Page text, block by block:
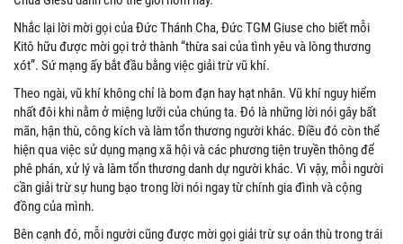
Nhắc lại lời mời gọi của Đức Thánh Cha, Đức TGM Giuse cho biết mỗi
Kitô hữu được mời gọi trở thành “thừa sai của tình yêu và lòng thương
xót”. Sứ mạng ấy bắt đầu bằng việc giải trừ vũ khí.
Theo ngài, vũ khí không chỉ là bom đạn hay hạt nhân. Vũ khí nguy hiểm
nhất đôi khi nằm ở miệng lưỡi của chúng ta. Đó là những lời nói gây bất
mãn, hận thù, công kích và làm tổn thương người khác. Điều đó còn thể
hiện qua việc sử dụng mạng xã hội và các phương tiện truyền thông để
phê phán, xử lý và làm tổn thương danh dự người khác. Vì vậy, mỗi người
cần giải trừ sự hung bạo trong lời nói ngay từ chính gia đình và cộng
đồng của mình.
Bên cạnh đó, mỗi người cũng được mời gọi giải trừ sự oán thù trong trái